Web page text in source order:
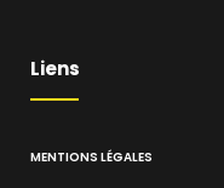
Liens
MENTIONS LÉGALES